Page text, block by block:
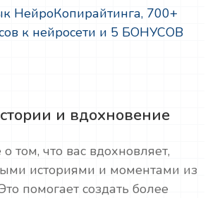
НейроКопирайтинга, 700+
к нейросети и 5 БОНУСОВ
и вдохновение
том, что вас вдохновляет,
историями и моментами из
помогает создать более